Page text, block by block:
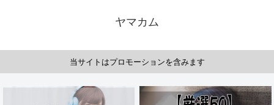
ヤマカム
当サイトはプロモーションを含みます